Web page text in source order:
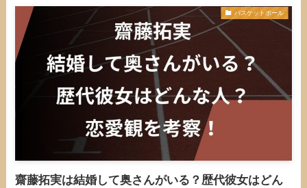
バスケットボール
齋藤拓実は結婚して奥さんがいる？歴代彼女はどん